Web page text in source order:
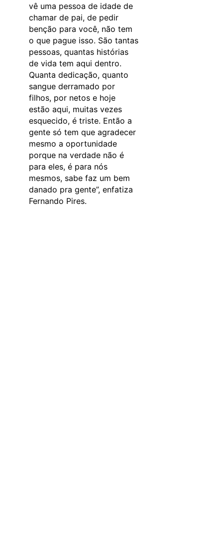
vê uma pessoa de idade de
chamar de pai, de pedir
benção para você, não tem
o que pague isso. São tantas
pessoas, quantas histórias
de vida tem aqui dentro.
Quanta dedicação, quanto
sangue derramado por
filhos, por netos e hoje
estão aqui, muitas vezes
esquecido, é triste. Então a
gente só tem que agradecer
mesmo a oportunidade
porque na verdade não é
para eles, é para nós
mesmos, sabe faz um bem
danado pra gente”, enfatiza
Fernando Pires.